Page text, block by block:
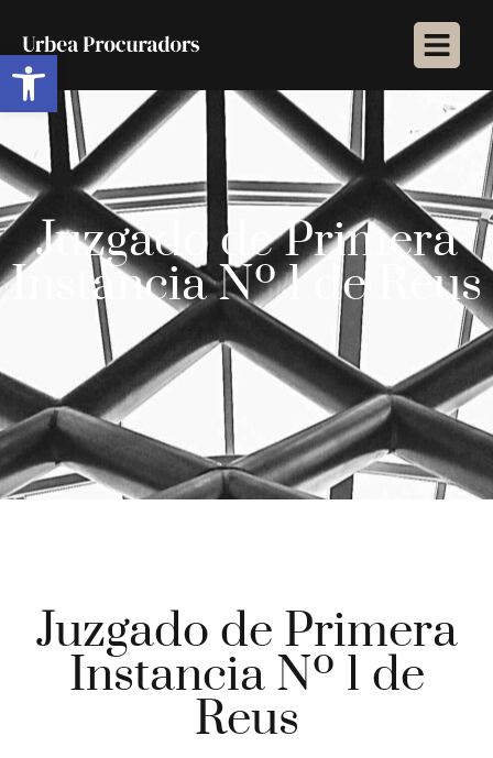
Abrir barra de herramientas
Juzgado de Primera
Instancia Nº 1 de Reus
Juzgado de Primera
Instancia Nº 1 de
Reus